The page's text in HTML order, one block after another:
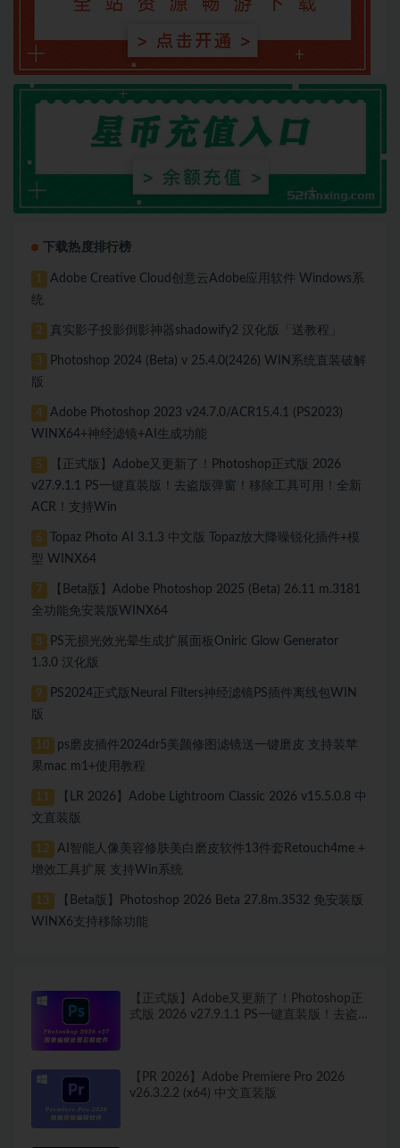
下载热度排行榜
1
Adobe Creative Cloud创意云Adobe应用软件 Windows系
统
2 真实影子投影倒影神器shadowify2 汉化版「送教程」
3
Photoshop 2024 (Beta) v 25.4.0(2426) WIN系统直装破解
版
4
Adobe Photoshop 2023 v24.7.0/ACR15.4.1 (PS2023)
WINX64+神经滤镜+AI生成功能
5
【正式版】Adobe又更新了！Photoshop正式版 2026
v27.9.1.1 PS一键直装版！去盗版弹窗！移除工具可用！全新
ACR！支持Win
6
Topaz Photo AI 3.1.3 中文版 Topaz放大降噪锐化插件+模
型 WINX64
7
【Beta版】Adobe Photoshop 2025 (Beta) 26.11 m.3181
全功能免安装版WINX64
8
PS无损光效光晕生成扩展面板Oniric Glow Generator
1.3.0 汉化版
9
PS2024正式版Neural Filters神经滤镜PS插件离线包WIN
版
10
ps磨皮插件2024dr5美颜修图滤镜送一键磨皮 支持装苹
果mac m1+使用教程
11
【LR 2026】Adobe Lightroom Classic 2026 v15.5.0.8 中
文直装版
12
AI智能人像美容修肤美白磨皮软件13件套Retouch4me +
增效工具扩展 支持Win系统
13
【Beta版】Photoshop 2026 Beta 27.8m.3532 免安装版
WINX6支持移除功能
【正式版】Adobe又更新了！Photoshop正
式版 2026 v27.9.1.1 PS一键直装版！去盗
【PR 2026】Adobe Premiere Pro 2026
v26.3.2.2 (x64) 中文直装版